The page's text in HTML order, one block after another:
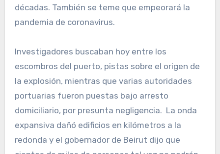
décadas. También se teme que empeorará la
pandemia de coronavirus.
Investigadores buscaban hoy entre los
escombros del puerto, pistas sobre el origen de
la explosión, mientras que varias autoridades
portuarias fueron puestas bajo arresto
domiciliario, por presunta negligencia. La onda
expansiva dañó edificios en kilómetros a la
redonda y el gobernador de Beirut dijo que